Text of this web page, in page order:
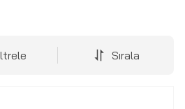
Sırala